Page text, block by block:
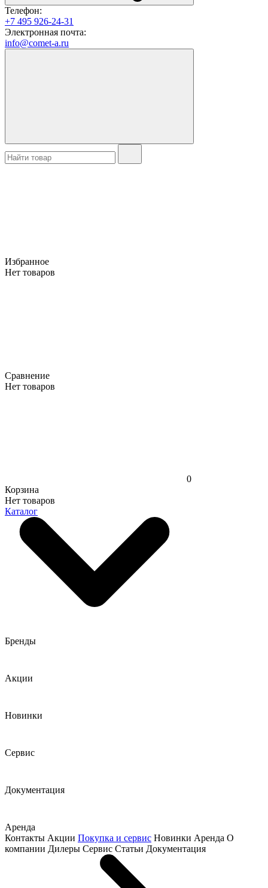
Телефон:
+7 495 926-24-31
Электронная почта:
info@comet-a.ru
Избранное
Нет товаров
Сравнение
Нет товаров
0
Корзина
Нет товаров
Каталог
Бренды
Акции
Новинки
Сервис
Документация
Аренда
Контакты Акции Покупка и сервис Новинки Аренда О
компании Дилеры Сервис Статьи Документация